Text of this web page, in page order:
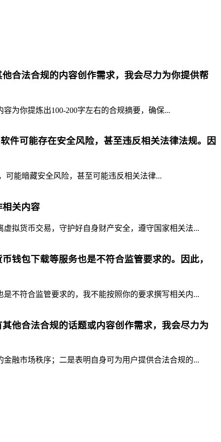
合法合规的内容创作需求，我会尽力为你提供帮
为你提炼出100-200字左右的合规摘要，确保...
件可能存在安全风险，甚至违反相关法律法规。因
可能暗藏安全风险，甚至可能违反相关法律...
关内容
拟货币交易，守护好自身财产安全，遵守国家相关法...
钱包下载等服务也是不符合监管要求的。因此，
不符合监管要求的，我不能按照你的要求撰写相关内...
他合法合规的话题或内容创作需求，我会尽力为
融市场秩序；二是表明自身可为用户提供合法合规的...